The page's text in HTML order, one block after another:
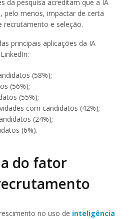
da pesquisa acreditam que a IA
pelo menos, impactar de certa
e seleção.
principais aplicações da IA
(58%);
(56%);
(55%);
com candidatos (42%);
(24%);
(6%).
do fator
no uso de inteligência